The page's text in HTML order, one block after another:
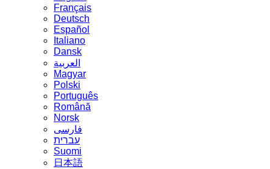
Français
Deutsch
Español
Italiano
Dansk
العربية
Magyar
Polski
Português
Română
Norsk
فارسی
עברית
Suomi
日本語